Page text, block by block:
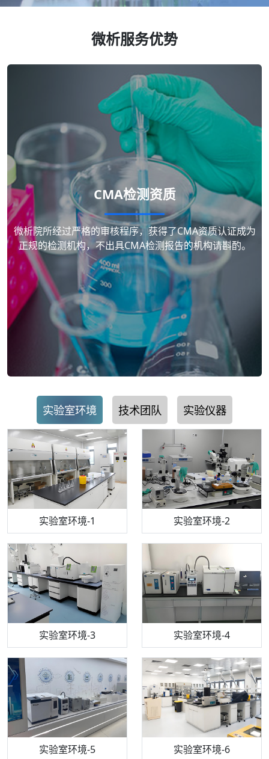
微析服务优势
CMA检测资质
微析院所经过严格的审核程序，获得了CMA资质认证成为
正规的检测机构，不出具CMA检测报告的机构请斟酌。
实验室环境 技术团队 实验仪器
实验室环境-1 实验室环境-2
实验室环境-3 实验室环境-4
实验室环境-5 实验室环境-6
机构质检技术员-1 机构质检技术员-2
机构质检技术员-3 机构质检技术员-4
机构质检技术员-5 机构质检技术员-6
步入式恒温恒湿试验箱 电感耦合等离子体光谱仪
高效液相色谱仪 流式细胞仪
气相色谱仪 万能力学试验仪